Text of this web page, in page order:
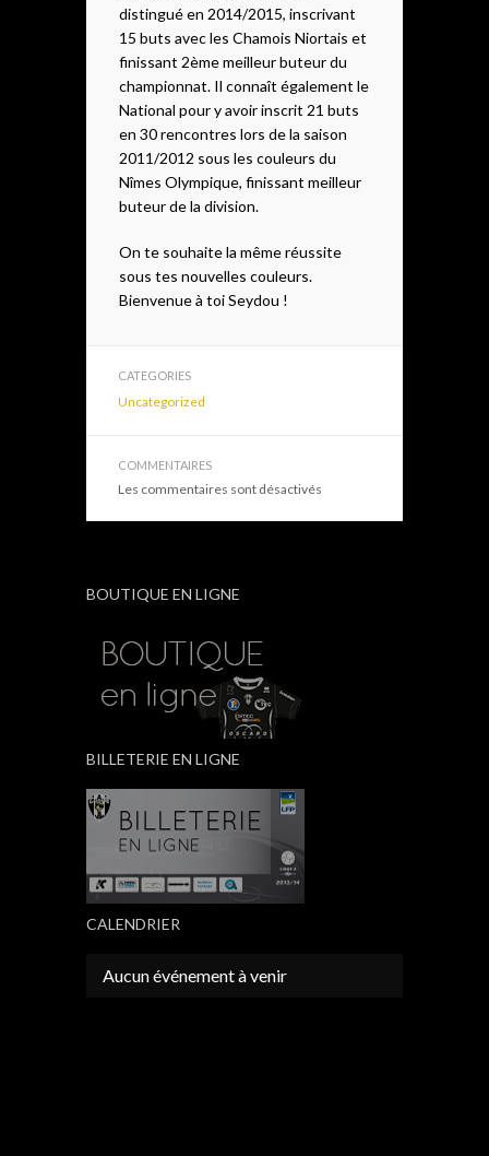
distingué en 2014/2015, inscrivant
15 buts avec les Chamois Niortais et
finissant 2ème meilleur buteur du
championnat. Il connaît également le
National pour y avoir inscrit 21 buts
en 30 rencontres lors de la saison
2011/2012 sous les couleurs du
Nîmes Olympique, finissant meilleur
buteur de la division.
On te souhaite la même réussite
sous tes nouvelles couleurs.
Bienvenue à toi Seydou !
CATEGORIES
Uncategorized
COMMENTAIRES
Les commentaires sont désactivés
BOUTIQUE EN LIGNE
BILLETERIE EN LIGNE
CALENDRIER
Aucun événement à venir